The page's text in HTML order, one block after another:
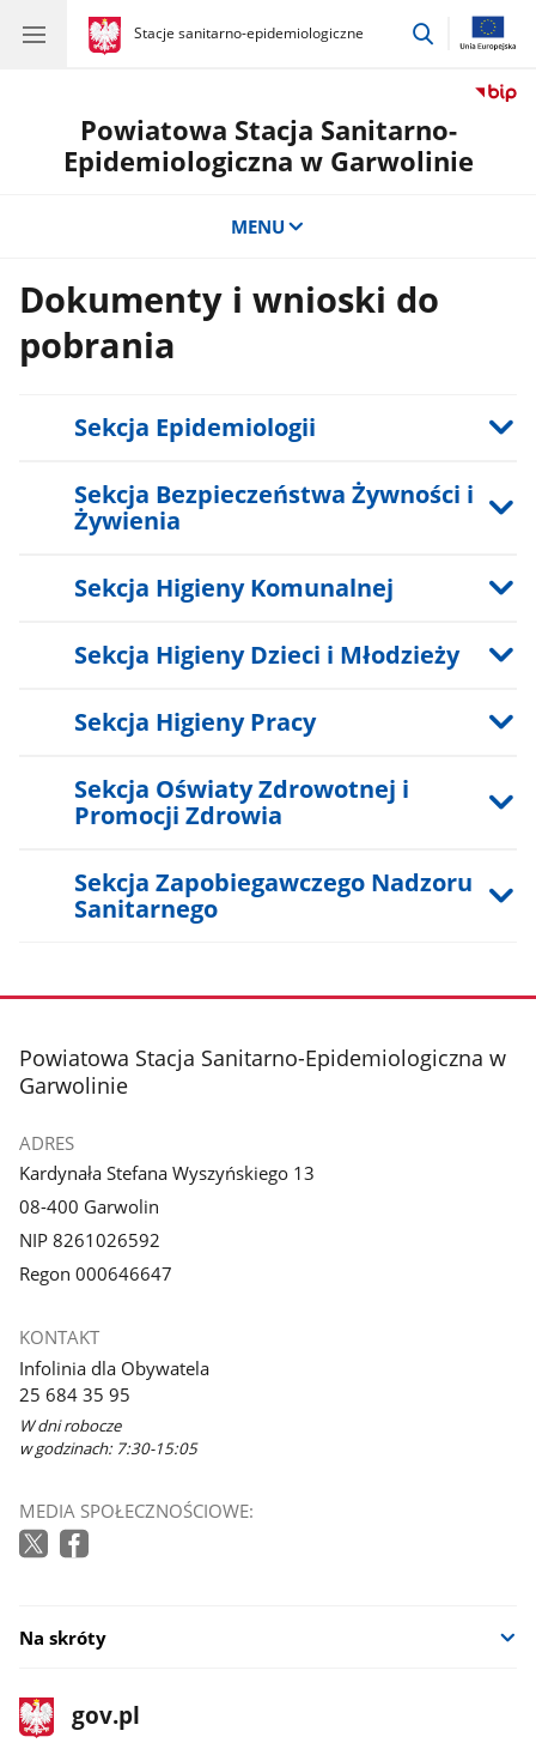
gov.pl
Stacje sanitarno-epidemiologiczne
gov.pl
Stacje
przejdź
Powiatowa Stacja Sanitarno-
Epidemiologiczna w Garwolinie
MENU
Dokumenty i wnioski do
pobrania
Sekcja Epidemiologii
Sekcja Bezpieczeństwa Żywności i
Żywienia
Sekcja Higieny Komunalnej
Sekcja Higieny Dzieci i Młodzieży
Sekcja Higieny Pracy
Sekcja Oświaty Zdrowotnej i
Promocji Zdrowia
Sekcja Zapobiegawczego Nadzoru
Sanitarnego
stopka
Powiatowa Stacja Sanitarno-Epidemiologiczna w
Garwolinie
ADRES
Kardynała Stefana Wyszyńskiego 13
08-400 Garwolin
NIP 8261026592
Regon 000646647
KONTAKT
Infolinia dla Obywatela
25 684 35 95
W dni robocze
w godzinach: 7:30-15:05
MEDIA SPOŁECZNOŚCIOWE:
Na skróty
stopka
gov.pl
Strona
gov.pl